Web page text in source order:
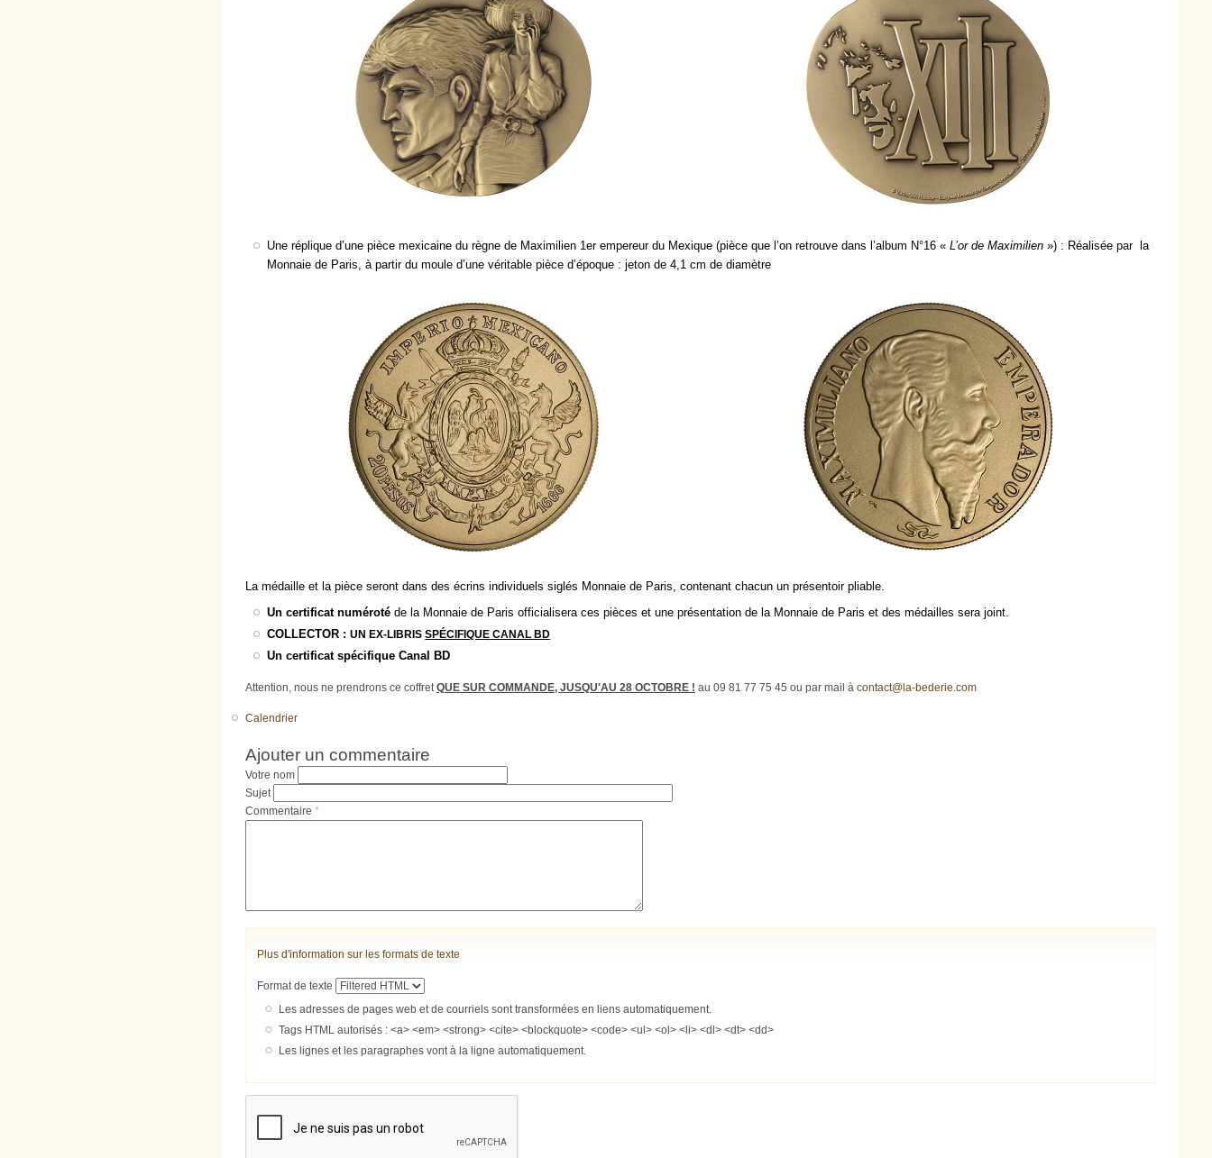
Une réplique d’une pièce mexicaine du règne de Maximilien 1er empereur du Mexique (pièce que l’on retrouve dans l’album N°16 «L’or de Maximilien ») : Réalisée par la
Monnaie de Paris, à partir du moule d’une véritable pièce d’époque : jeton de 4,1 cm de diamètre
La médaille et la pièce seront dans des écrins individuels siglés Monnaie de Paris, contenant chacun un présentoir pliable.
Un certificat numéroté de la Monnaie de Paris officialisera ces pièces et une présentation de la Monnaie de Paris et des médailles sera joint.
COLLECTOR :UN EX-LIBRISSPÉCIFIQUE CANAL BD
Un certificat spécifique Canal BD
Attention, nous ne prendrons ce coffretQUE SUR COMMANDE, JUSQU'AU 28 OCTOBRE ! au 09 81 77 75 45 ou par mail à contact@la-bederie.com
Calendrier
Ajouter un commentaire
Votre nom
Sujet
Commentaire *
Plus d'information sur les formats de texte
Format de texte
Les adresses de pages web et de courriels sont transformées en liens automatiquement.
Tags HTML autorisés : <a> <em> <strong> <cite> <blockquote> <code> <ul> <ol> <li> <dl> <dt> <dd>
Les lignes et les paragraphes vont à la ligne automatiquement.